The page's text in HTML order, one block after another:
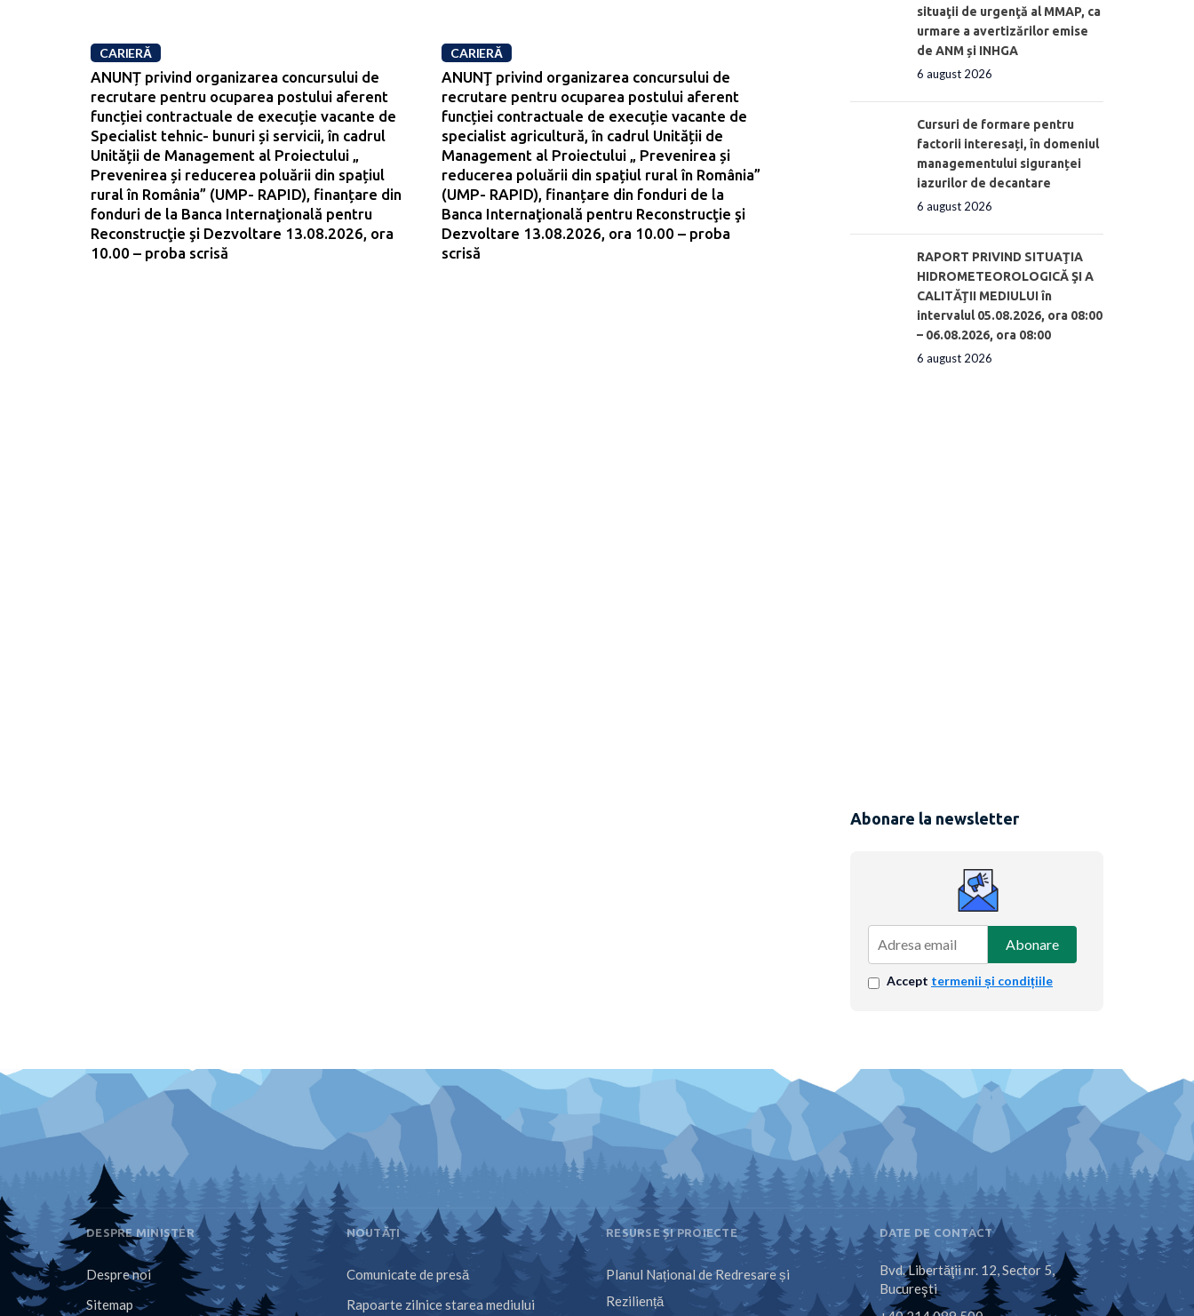
CARIERĂ
ANUNȚ privind organizarea concursului de
recrutare pentru ocuparea postului aferent
funcției contractuale de execuție vacante de
Specialist tehnic- bunuri și servicii, în cadrul
Unității de Management al Proiectului „
Prevenirea și reducerea poluării din spațiul
rural în România” (UMP- RAPID), finanțare din
fonduri de la Banca Internaţională pentru
Reconstrucţie şi Dezvoltare 13.08.2026, ora
10.00 – proba scrisă
CARIERĂ
ANUNŢ privind organizarea concursului de
recrutare pentru ocuparea postului aferent
funcției contractuale de execuție vacante de
specialist agricultură, în cadrul Unității de
Management al Proiectului „ Prevenirea și
reducerea poluării din spațiul rural în România”
(UMP- RAPID), finanțare din fonduri de la
Banca Internaţională pentru Reconstrucţie şi
Dezvoltare 13.08.2026, ora 10.00 – proba
scrisă
situaţii de urgenţă al MMAP, ca
urmare a avertizărilor emise
de ANM și INHGA
6 august 2026
Cursuri de formare pentru
factorii interesați, în domeniul
managementului siguranței
iazurilor de decantare
6 august 2026
RAPORT PRIVIND SITUAŢIA
HIDROMETEOROLOGICĂ ŞI A
CALITĂŢII MEDIULUI în
intervalul 05.08.2026, ora 08:00
– 06.08.2026, ora 08:00
6 august 2026
Abonare la newsletter
Abonare
Accept termenii și condițiile
DESPRE MINISTER
Despre noi
Sitemap
NOUTĂȚI
Comunicate de presă
Rapoarte zilnice starea mediului
RESURSE ȘI PROIECTE
Planul Național de Redresare și
Reziliență
DATE DE CONTACT
Bvd. Libertăţii nr. 12, Sector 5,
Bucureşti